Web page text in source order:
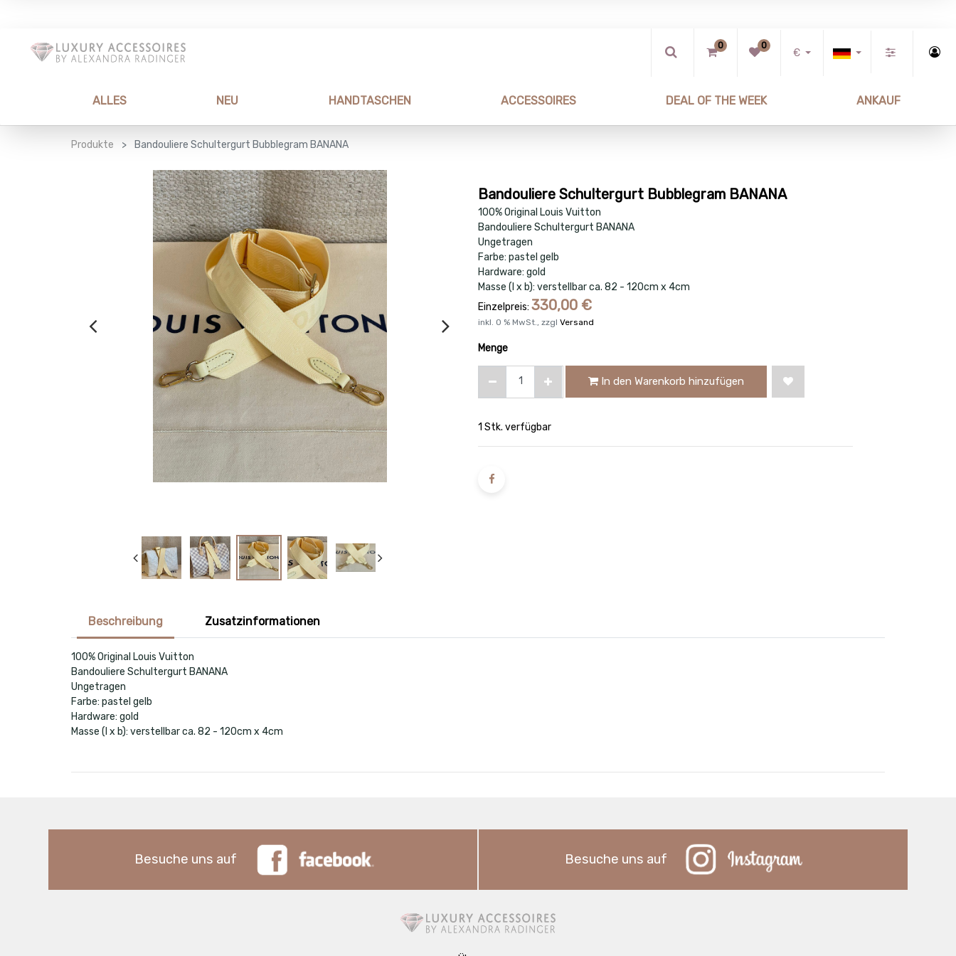
0 0
€
ALLES NEU HANDTASCHEN ACCESSOIRES DEAL OF THE WEEK ANKAUF
Produkte Bandouliere Schultergurt Bubblegram BANANA
Bandouliere Schultergurt Bubblegram BANANA
100% Original Louis Vuitton
Bandouliere Schultergurt BANANA
Ungetragen
Farbe: pastel gelb
Hardware: gold
Masse (l x b): verstellbar ca. 82 - 120cm x 4cm
Einzelpreis: 330,00 €
inkl. 0 % MwSt., zzgl Versand
Menge
In den Warenkorb hinzufügen
1 Stk. verfügbar
Beschreibung Zusatzinformationen
100% Original Louis Vuitton
Bandouliere Schultergurt BANANA
Ungetragen
Farbe: pastel gelb
Hardware: gold
Masse (l x b): verstellbar ca. 82 - 120cm x 4cm
Besuche uns auf Besuche uns auf